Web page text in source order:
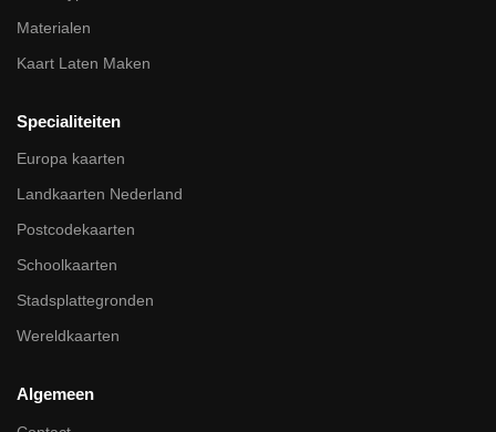
Materialen
Kaart Laten Maken
Specialiteiten
Europa kaarten
Landkaarten Nederland
Postcodekaarten
Schoolkaarten
Stadsplattegronden
Wereldkaarten
Algemeen